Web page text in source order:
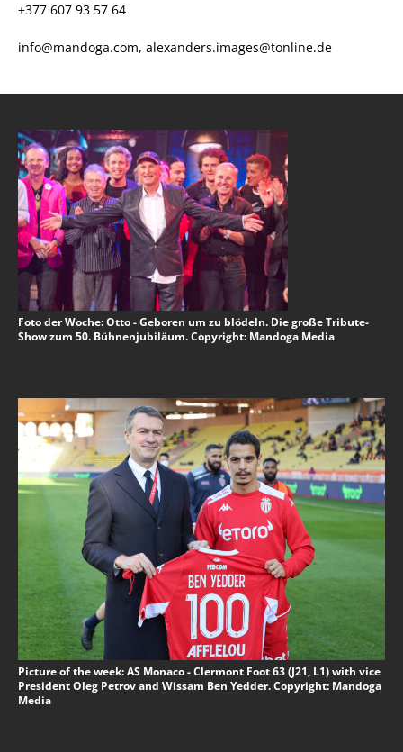
+377 607 93 57 64
info@mandoga.com, alexanders.images@tonline.de
Foto der Woche: Otto - Geboren um zu blödeln. Die große Tribute-
Show zum 50. Bühnenjubiläum. Copyright: Mandoga Media
Picture of the week: AS Monaco - Clermont Foot 63 (J21, L1) with vice
President Oleg Petrov and Wissam Ben Yedder. Copyright: Mandoga
Media